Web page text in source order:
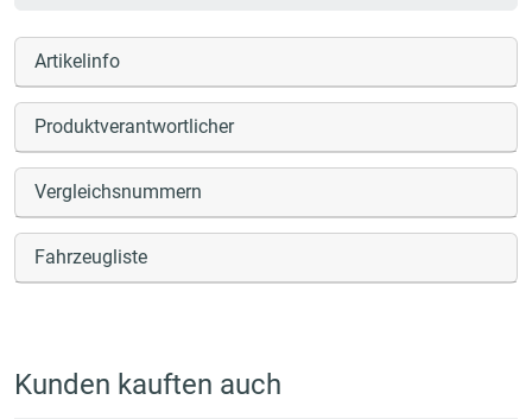
Artikelinfo
Produktverantwortlicher
Vergleichsnummern
Fahrzeugliste
Kunden kauften auch